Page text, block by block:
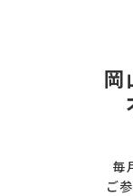
住宅売却サポー
不動産売却サポ
岡
毎
ご